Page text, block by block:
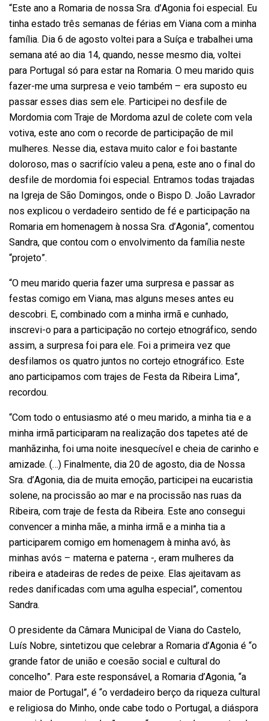
“Este ano a Romaria de nossa Sra. d’Agonia foi especial. Eu
tinha estado três semanas de férias em Viana com a minha
família. Dia 6 de agosto voltei para a Suíça e trabalhei uma
semana até ao dia 14, quando, nesse mesmo dia, voltei
para Portugal só para estar na Romaria. O meu marido quis
fazer-me uma surpresa e veio também – era suposto eu
passar esses dias sem ele. Participei no desfile de
Mordomia com Traje de Mordoma azul de colete com vela
votiva, este ano com o recorde de participação de mil
mulheres. Nesse dia, estava muito calor e foi bastante
doloroso, mas o sacrifício valeu a pena, este ano o final do
desfile de mordomia foi especial. Entramos todas trajadas
na Igreja de São Domingos, onde o Bispo D. João Lavrador
nos explicou o verdadeiro sentido de fé e participação na
Romaria em homenagem à nossa Sra. d’Agonia”, comentou
Sandra, que contou com o envolvimento da família neste
“projeto”.
“O meu marido queria fazer uma surpresa e passar as
festas comigo em Viana, mas alguns meses antes eu
descobri. E, combinado com a minha irmã e cunhado,
inscrevi-o para a participação no cortejo etnográfico, sendo
assim, a surpresa foi para ele. Foi a primeira vez que
desfilamos os quatro juntos no cortejo etnográfico. Este
ano participamos com trajes de Festa da Ribeira Lima”,
recordou.
“Com todo o entusiasmo até o meu marido, a minha tia e a
minha irmã participaram na realização dos tapetes até de
manhãzinha, foi uma noite inesquecível e cheia de carinho e
amizade. (…) Finalmente, dia 20 de agosto, dia de Nossa
Sra. d’Agonia, dia de muita emoção, participei na eucaristia
solene, na procissão ao mar e na procissão nas ruas da
Ribeira, com traje de festa da Ribeira. Este ano consegui
convencer a minha mãe, a minha irmã e a minha tia a
participarem comigo em homenagem à minha avó, às
minhas avós – materna e paterna -, eram mulheres da
ribeira e atadeiras de redes de peixe. Elas ajeitavam as
redes danificadas com uma agulha especial”, comentou
Sandra.
O presidente da Câmara Municipal de Viana do Castelo,
Luís Nobre, sintetizou que celebrar a Romaria d’Agonia é “o
grande fator de união e coesão social e cultural do
concelho”. Para este responsável, a Romaria d’Agonia, “a
maior de Portugal”, é “o verdadeiro berço da riqueza cultural
e religiosa do Minho, onde cabe todo o Portugal, a diáspora